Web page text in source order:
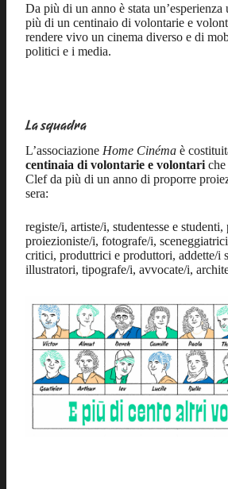
Da più di un anno è stata un’esperienza
più di un centinaio di volontarie e
rendere vivo un cinema diverso e di
politici e i media.
La squadra
L’associazione Home Cinéma è
centinaia di volontarie e volontari
Clef da più di un anno di proporre
sera:
registe/i, artiste/i, studentesse e
proiezioniste/i, fotografe/i,
critici, produttrici e produttori, addette/i
illustratori, tipografe/i, avvocate/i,